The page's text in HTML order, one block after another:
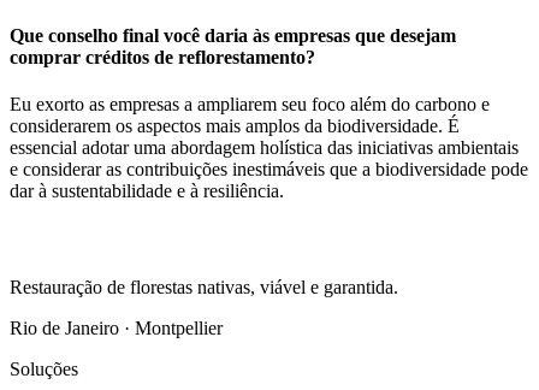
Que conselho final você daria às empresas que desejam
comprar créditos de reflorestamento?
Eu exorto as empresas a ampliarem seu foco além do carbono e
considerarem os aspectos mais amplos da biodiversidade. É
essencial adotar uma abordagem holística das iniciativas ambientais
e considerar as contribuições inestimáveis que a biodiversidade pode
dar à sustentabilidade e à resiliência.
Restauração de florestas nativas, viável e garantida.
Rio de Janeiro · Montpellier
Soluções